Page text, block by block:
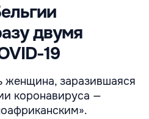
двумя
19
женщина, заразившаяся
коронавируса —